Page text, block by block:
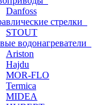
Danfoss
стрелки
STOUT
водонагреватели
Ariston
Hajdu
MOR-FLO
Termica
MIDEA